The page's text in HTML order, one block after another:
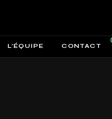
L’ÉQUIPE CONTACT